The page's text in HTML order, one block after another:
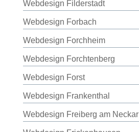
Webdesign Filderstadt
Webdesign Forbach
Webdesign Forchheim
Webdesign Forchtenberg
Webdesign Forst
Webdesign Frankenthal
Webdesign Freiberg am Neckar